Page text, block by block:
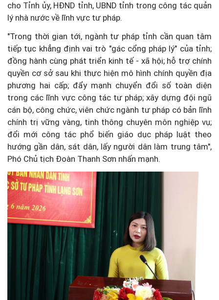
cho Tỉnh ủy, HĐND tỉnh, UBND tỉnh trong công tác quản
lý nhà nước về lĩnh vực tư pháp.
"Trong thời gian tới, ngành tư pháp tỉnh cần quan tâm
tiếp tục khẳng định vai trò "gác cổng pháp lý" của tỉnh;
đồng hành cùng phát triển kinh tế - xã hội; hỗ trợ chính
quyền cơ sở sau khi thực hiện mô hình chính quyền địa
phương hai cấp; đẩy mạnh chuyển đổi số toàn diện
trong các lĩnh vực công tác tư pháp; xây dựng đội ngũ
cán bộ, công chức, viên chức ngành tư pháp có bản lĩnh
chính trị vững vàng, tinh thông chuyên môn nghiệp vụ;
đổi mới công tác phổ biến giáo dục pháp luật theo
hướng gần dân, sát dân, lấy người dân làm trung tâm",
Phó Chủ tịch Đoàn Thanh Sơn nhấn mạnh.